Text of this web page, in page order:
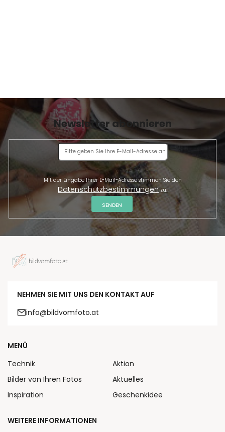
i
s
t
e
Newsletter abonnieren
Datenschutzbestimmungenzu.
SENDEN
NEHMEN SIE MIT UNS DEN KONTAKT AUF
info@bildvomfoto.at
MENÜ
Technik
Bilder von Ihren Fotos
Inspiration
Aktion
Aktuelles
Geschenkidee
WEITERE INFORMATIONEN